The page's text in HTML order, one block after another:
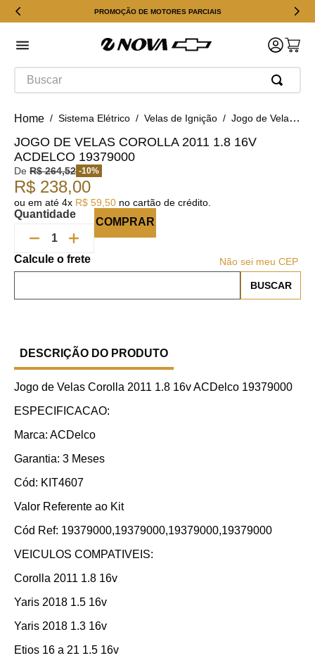
PROMOÇÃO DE MOTORES PARCIAIS
Buscar
Sistema Elétrico Velas de Ignição Jogo de Velas Corolla 2011 1.8 16v ACDelco 19379000
JOGO DE VELAS COROLLA 2011 1.8 16V
ACDELCO 19379000
De R$ 264,52 -10%
R$ 238,00
ou em até 4x R$ 59 50 no cartão de crédito.
Quantidade
COMPRAR
Não sei meu CEP
DESCRIÇÃO DO PRODUTO
Jogo de Velas Corolla 2011 1.8 16v ACDelco 19379000
ESPECIFICACAO:
Marca: ACDelco
Garantia: 3 Meses
Cód: KIT4607
Valor Referente ao Kit
Cód Ref: 19379000,19379000,19379000,19379000
VEICULOS COMPATIVEIS:
Corolla 2011 1.8 16v
Yaris 2018 1.5 16v
Yaris 2018 1.3 16v
Etios 16 a 21 1.5 16v